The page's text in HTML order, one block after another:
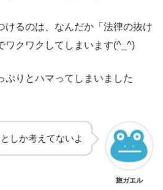
けるのは、なんだか「法律の抜け
ワクワクしてしまいます(^_^)
ぷりとハマってしまいました
しか考えてないよ
旅ガエル